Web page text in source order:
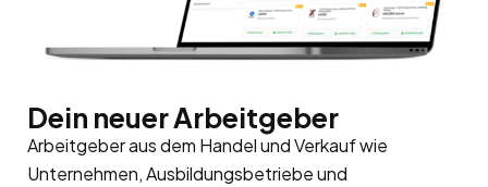
Dein neuer Arbeitgeber
Arbeitgeber aus dem Handel und Verkauf wie
Unternehmen, Ausbildungsbetriebe und